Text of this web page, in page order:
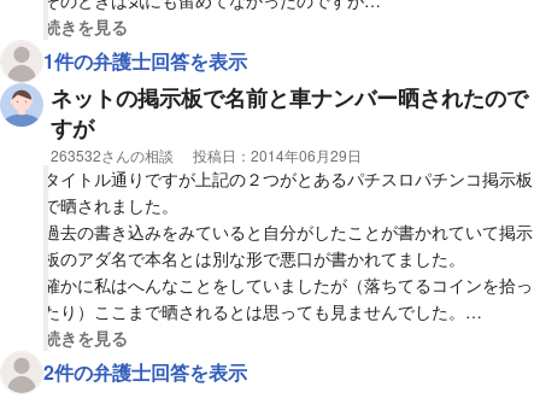
自分のナンバーをグーグルで検索したところ
動画が見つかりました。警察に相談するか
弁護士に相談するかどうするべきか
ご教授お願いします。
http://www.youtube.com/watch?v=nEvNZKLLZCY
視覚的に省略された相談全文の
続きを見る
1件の弁護士回答を表示
ネットの掲示板で名前と車ナンバー晒されたので
すが
相談者
263532さんの相談 投稿日： 2014年06月29日
タイトル通りですが上記の２つがとあるパチスロパチンコ掲示板
で晒されました。
過去の書き込みをみていると自分がしたことが書かれていて掲示
板のアダ名で本名とは別な形で悪口が書かれてました。
確かに私はへんなことをしていましたが（落ちてるコインを拾っ
たり）ここまで晒されるとは思っても見ませんでした。
ただ晒されてるだけでリアルで被害はまだ起きていません
が・・・
これは名誉毀損などで訴えることは可能でしょうか？
視覚的に省略された相談全文の
続きを見る
2件の弁護士回答を表示